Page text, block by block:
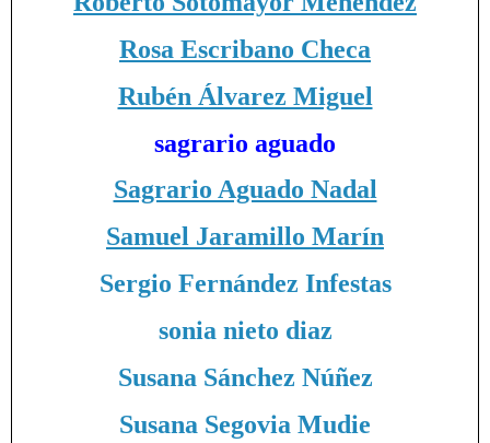
Rosa Escribano Checa
Rubén Álvarez Miguel
sagrario aguado
Sagrario Aguado Nadal
Samuel Jaramillo Marín
Sergio Fernández Infestas
sonia nieto diaz
Susana Sánchez Núñez
Susana Segovia Mudie